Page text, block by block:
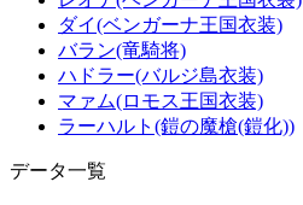
ダイ(ベンガーナ王国衣装)
バラン(竜騎将)
ハドラー(バルジ島衣装)
マァム(ロモス王国衣装)
ラーハルト(鎧の魔槍(鎧化))
データ一覧